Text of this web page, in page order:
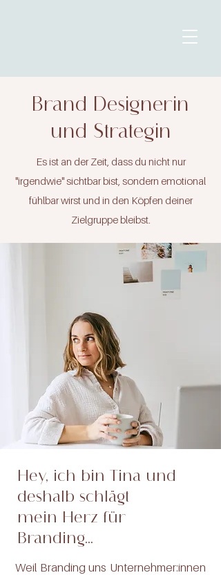
Brand Designerin
und Strategin
Es ist an der Zeit, dass du nicht nur
"irgendwie" sichtbar bist, sondern emotional
fühlbar wirst und in den Köpfen deiner
Zielgruppe bleibst.
Hey, ich bin Tina und
deshalb schlägt
mein Herz für
Branding...
Weil Branding uns Unternehmer:innen